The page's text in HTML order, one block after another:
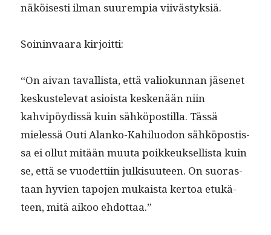
näköis­es­ti ilman suurem­pia viivästyksiä.
Soin­in­vaara kirjoitti:
“On aivan taval­lista, että valiokun­nan jäsenet
keskustel­e­vat asioista keskenään niin
kahvipöy­dis­sä kuin sähkö­pos­til­la. Tässä
mielessä Outi Alanko-Kahilu­odon sähkö­postis­
sa ei ollut mitään muu­ta poikkeuk­sel­lista kuin
se, että se vuodet­ti­in julk­isu­u­teen. On suo­ras­
taan hyvien tapo­jen mukaista ker­toa etukä­
teen, mitä aikoo ehdottaa.”